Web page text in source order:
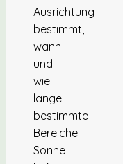
Ausrichtung
bestimmt,
wann
und
wie
lange
bestimmte
Bereiche
Sonne